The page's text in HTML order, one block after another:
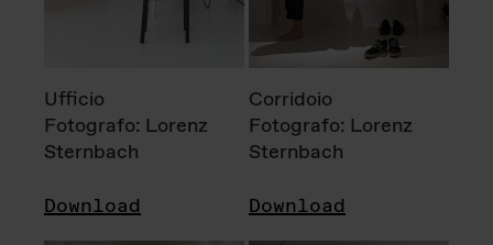
Ufficio
Fotografo: Lorenz
Sternbach
Download
Corridoio
Fotografo: Lorenz
Sternbach
Download